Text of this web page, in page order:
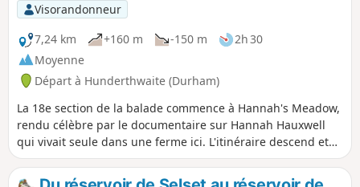
Visorandonneur
7,24 km
+160 m -150 m
2h 30
Moyenne
Départ à Hunderthwaite (Durham)
La 18e section de la balade commence à Hannah's Meadow,
rendu célèbre par le documentaire sur Hannah Hauxwell
qui vivait seule dans une ferme ici. L'itinéraire descend et
passe par les réservoirs de Balderhead et Blackton avant de
monter à Cotherstone Moor et de finir à la Roman Road.